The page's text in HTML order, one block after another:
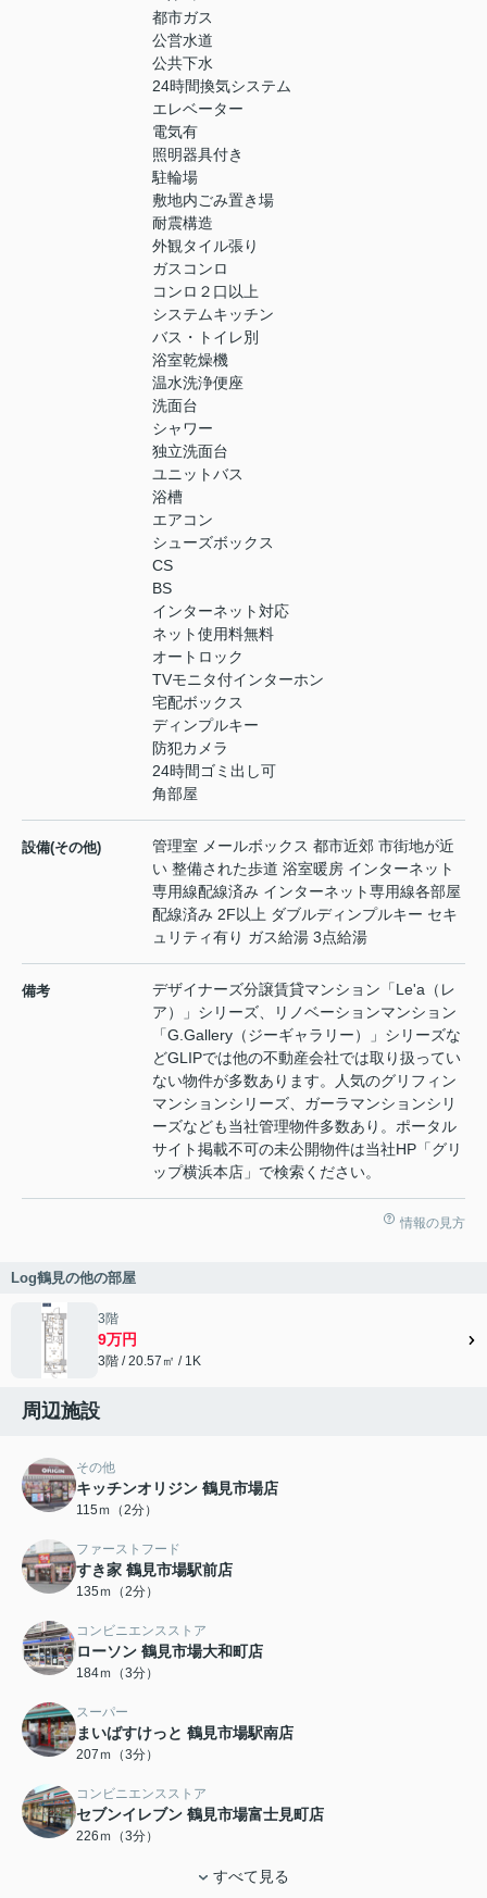
都市ガス
公営水道
公共下水
24時間換気システム
エレベーター
電気有
照明器具付き
駐輪場
敷地内ごみ置き場
耐震構造
外観タイル張り
ガスコンロ
コンロ２口以上
システムキッチン
バス・トイレ別
浴室乾燥機
温水洗浄便座
洗面台
シャワー
独立洗面台
ユニットバス
浴槽
エアコン
シューズボックス
CS
BS
インターネット対応
ネット使用料無料
オートロック
TVモニタ付インターホン
宅配ボックス
ディンプルキー
防犯カメラ
24時間ゴミ出し可
角部屋
設備(その他)
管理室 メールボックス 都市近郊 市街地が近
い 整備された歩道 浴室暖房 インターネット
専用線配線済み インターネット専用線各部屋
配線済み 2F以上 ダブルディンプルキー セキ
ュリティ有り ガス給湯 3点給湯
備考
デザイナーズ分譲賃貸マンション「Le'a（レ
ア）」シリーズ、リノベーションマンション
「G.Gallery（ジーギャラリー）」シリーズな
どGLIPでは他の不動産会社では取り扱ってい
ない物件が多数あります。人気のグリフィン
マンションシリーズ、ガーラマンションシリ
ーズなども当社管理物件多数あり。ポータル
サイト掲載不可の未公開物件は当社HP「グリ
ップ横浜本店」で検索ください。
情報の見方
Log鶴見の他の部屋
3階
9万円
3階 / 20.57㎡ / 1K
周辺施設
その他
キッチンオリジン 鶴見市場店
115ｍ（2分）
ファーストフード
すき家 鶴見市場駅前店
135ｍ（2分）
コンビニエンスストア
ローソン 鶴見市場大和町店
184ｍ（3分）
スーパー
まいばすけっと 鶴見市場駅南店
207ｍ（3分）
コンビニエンスストア
セブンイレブン 鶴見市場富士見町店
226ｍ（3分）
すべて見る